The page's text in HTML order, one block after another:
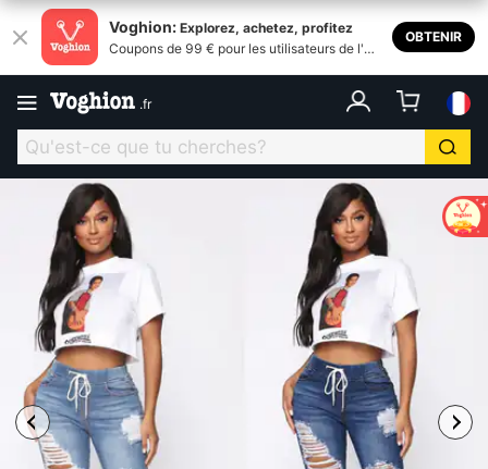
Voghion: Explorez, achetez, profitez
Coupons de 99 € pour les utilisateurs de l'ap
OBTENIR
.fr